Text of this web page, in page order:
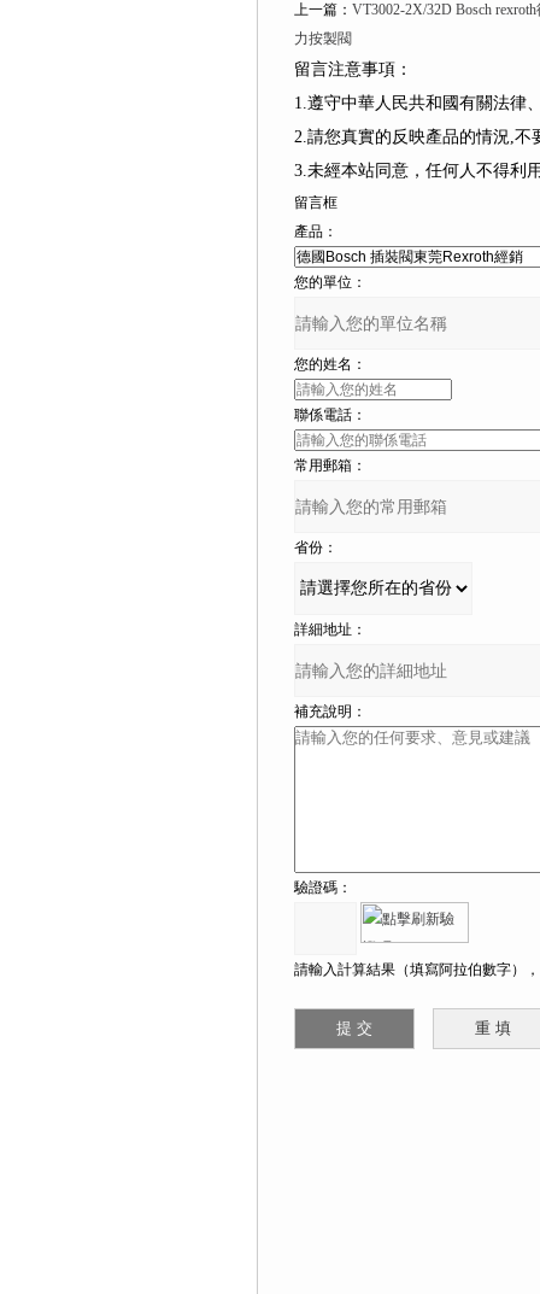
上一篇： VT3002-2X/32D Bosch
力按製閥
留言注意事項：
1.遵守中華人民共和國有關法律
2.請您真實的反映產品的情況,
3.未經本站同意，任何人不得利
留言框
產品：
您的單位：
您的姓名：
聯係電話：
常用郵箱：
省份：
詳細地址：
補充說明：
驗證碼：
請輸入計算結果（填寫阿拉伯數字）